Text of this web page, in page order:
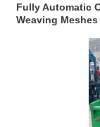
Fully Automatic
Weaving Meshes